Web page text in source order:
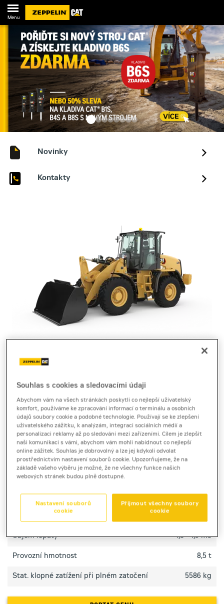
Menu
Novinky
Kontakty
Cat 914
Brožura [8,5 MB] Produktový list [0,4 MB]
Čelní nakladač Cat 914 výrobce Caterpillar poskytuje
přesné ovládání, stabilitu a silný výkon pro širokou
škálu stavebních úkolů.
Objem lopaty 1,3 - 1,9 m3
Provozní hmotnost 8,5 t
Stat. klopné zatížení při plném zatočení 5586 kg
Souhlas s cookies a sledovacími údaji
Abychom vám na všech stránkách poskytli co nejlepší uživatelský
komfort, používáme ke zpracování informací o terminálu a osobních
údajů soubory cookie a podobné technologie. Používají se ke zlepšení
uživatelského zážitku, k analýzám, integraci sociálních médií a
personalizaci reklamy až po sledování mezi zařízeními. Cílem je zlepšit
naši komunikaci s vámi, abychom vám mohli nabídnout co nejlepší
online zážitek. Souhlas je dobrovolný a lze jej kdykoli odvolat
prostřednictvím nastavení souborů cookie. Upozorňujeme, že na
základě vašeho výběru je možné, že ne všechny funkce našich
webových stránek budou plně dostupné.
Přijmout všechny soubory
cookie
Nastavení souborů
cookie